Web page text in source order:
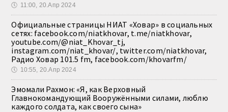
🕔 11:00, 20.Апр 2024
Официальные страницы НИАТ «Ховар» в социальных
сетях: facebook.com/niatkhovar, t.me/niatkhovar,
youtube.com/@niat_Khovar_tj,
instagram.com/niat_khovar/, twitter.com/niatkhovar,
Радио Ховар 101.5 fm, facebook.com/khovarfm/
🕔 10:55, 20.Апр 2024
Эмомали Рахмон: «Я, как Верховный
Главнокомандующий Вооружёнными силами, люблю
каждого солдата, как своего сына»